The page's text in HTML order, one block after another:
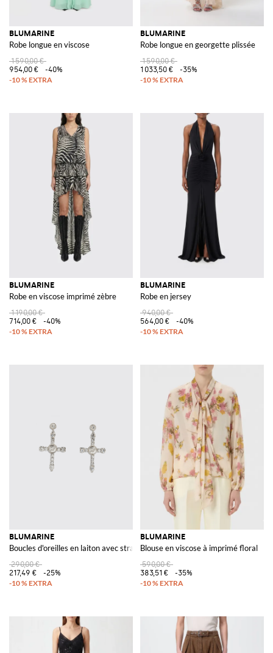
BLUMARINE
Robe longue en viscose
1 590,00 €
954,00 €
-40%
BLUMARINE
Robe longue en georgette plissée
1 590,00 €
1 033,50 €
-35%
BLUMARINE
Robe en viscose imprimé zèbre
1 190,00 €
714,00 €
-40%
BLUMARINE
Robe en jersey
940,00 €
564,00 €
-40%
BLUMARINE
Boucles d'oreilles en laiton avec strass incrustés
290,00 €
217,49 €
-25%
BLUMARINE
Blouse en viscose à imprimé floral
590,00 €
383,51 €
-35%